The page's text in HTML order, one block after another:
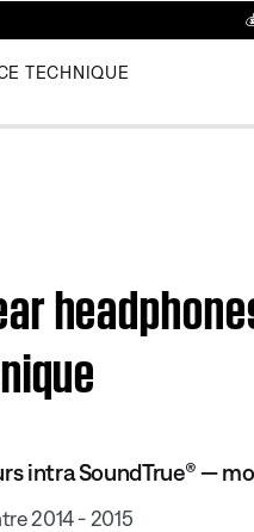
TECHNIQUE
intra SoundTrue® —
2014 - 2015